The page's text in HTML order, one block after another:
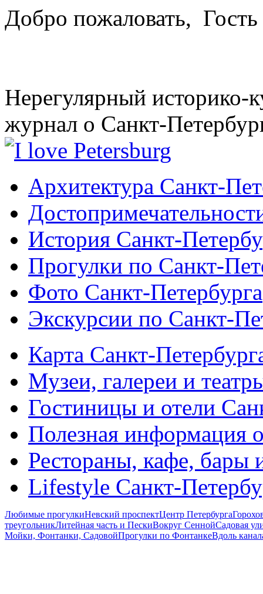
Добро пожаловать, Гость
Нерегулярный историко-
журнал о Санкт-
Архитектура Санкт-
История Санкт-
Прогулки по Санкт-
Фото Санкт-Петербурга
Экскурсии по Санкт-
Карта Санкт-
Музеи, галереи и
Гостиницы и отели
Полезная информация
Рестораны, кафе, бары
Lifestyle Санкт-
Любимые прогулкиНевский проспектЦентр Петербурга
треугольникЛитейная часть и ПескиВокруг СеннойСадовая
Мойки, Фонтанки, СадовойПрогулки по ФонтанкеВдоль